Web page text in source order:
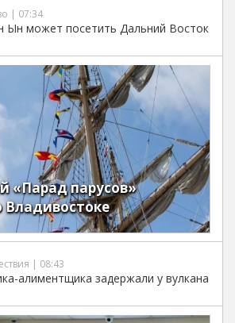
| 07:34
Ын может посетить Дальний Восток
«Парад парусов»
Владивостоке
| 08:43
алиментщика задержали у вулкана